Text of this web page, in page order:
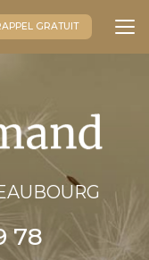
GRATUIT
78